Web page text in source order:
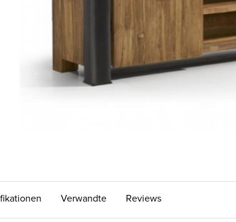
Verwandte Reviews